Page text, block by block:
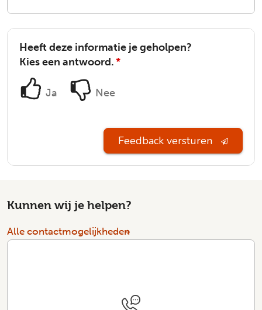
Heeft deze informatie je geholpen?
Kies een antwoord.*
Ja Nee
Feedback versturen
Kunnen wij je helpen?
Alle contactmogelijkheden